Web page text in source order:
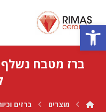
פתח סרגל נגישות
מוצרים ברזים